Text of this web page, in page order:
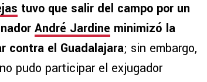
tuvo que salir del campo por un
André Jardine minimizó la
contra el Guadalajara; sin embargo,
pudo participar el exjugador